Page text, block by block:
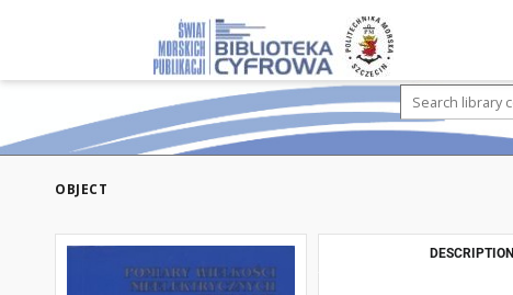
OBJECT
DESCRIPTION